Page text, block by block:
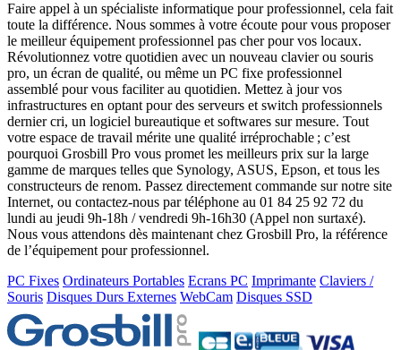
Faire appel à un spécialiste informatique pour professionnel, cela fait
toute la différence. Nous sommes à votre écoute pour vous proposer
le meilleur équipement professionnel pas cher pour vos locaux.
Révolutionnez votre quotidien avec un nouveau clavier ou souris
pro, un écran de qualité, ou même un PC fixe professionnel
assemblé pour vous faciliter au quotidien. Mettez à jour vos
infrastructures en optant pour des serveurs et switch professionnels
dernier cri, un logiciel bureautique et softwares sur mesure. Tout
votre espace de travail mérite une qualité irréprochable ; c’est
pourquoi Grosbill Pro vous promet les meilleurs prix sur la large
gamme de marques telles que Synology, ASUS, Epson, et tous les
constructeurs de renom. Passez directement commande sur notre site
Internet, ou contactez-nous par téléphone au 01 84 25 92 72 du
lundi au jeudi 9h-18h / vendredi 9h-16h30 (Appel non surtaxé).
Nous vous attendons dès maintenant chez Grosbill Pro, la référence
de l’équipement pour professionnel.
PC Fixes Ordinateurs Portables Ecrans PC Imprimante Claviers /
Souris Disques Durs Externes WebCam Disques SSD